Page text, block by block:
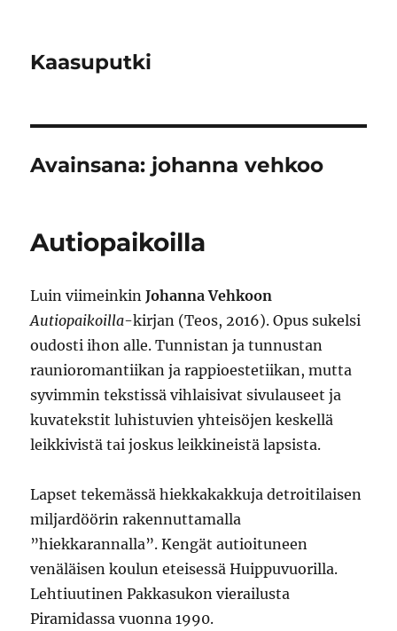
Kaasuputki
Avainsana: johanna vehkoo
Autiopaikoilla
Luin viimeinkin Johanna Vehkoon
Autiopaikoilla-kirjan (Teos, 2016). Opus sukelsi
oudosti ihon alle. Tunnistan ja tunnustan
raunioromantiikan ja rappioestetiikan, mutta
syvimmin tekstissä vihlaisivat sivulauseet ja
kuvatekstit luhistuvien yhteisöjen keskellä
leikkivistä tai joskus leikkineistä lapsista.
Lapset tekemässä hiekkakakkuja detroitilaisen
miljardöörin rakennuttamalla
”hiekkarannalla”. Kengät autioituneen
venäläisen koulun eteisessä Huippuvuorilla.
Lehtiuutinen Pakkasukon vierailusta
Piramidassa vuonna 1990.